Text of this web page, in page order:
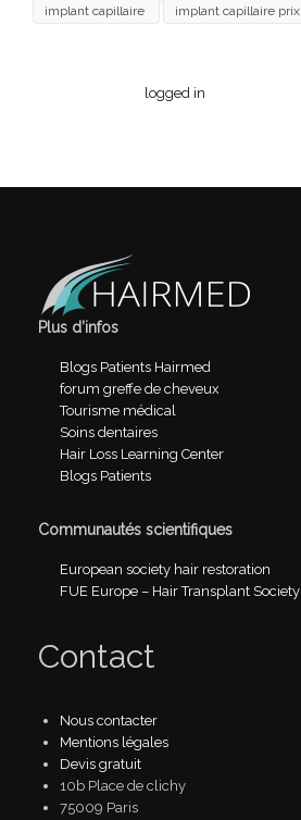
implant capillaire
implant capillaire prix
logged in
Plus d’infos
Blogs Patients Hairmed
forum greffe de cheveux
Tourisme médical
Soins dentaires
Hair Loss Learning Center
Blogs Patients
Communautés scientifiques
European society hair restoration
FUE Europe – Hair Transplant Society
Contact
Nous contacter
Mentions légales
Devis gratuit
10b Place de clichy
75009 Paris